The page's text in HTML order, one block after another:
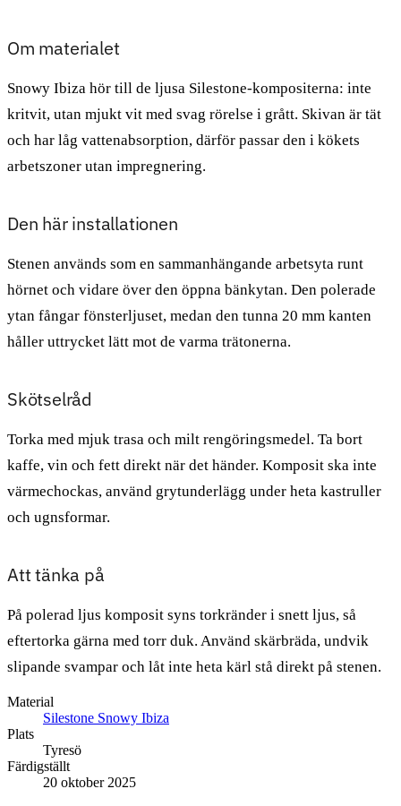
Om materialet
Snowy Ibiza hör till de ljusa Silestone-kompositerna: inte
kritvit, utan mjukt vit med svag rörelse i grått. Skivan är tät
och har låg vattenabsorption, därför passar den i kökets
arbetszoner utan impregnering.
Den här installationen
Stenen används som en sammanhängande arbetsyta runt
hörnet och vidare över den öppna bänkytan. Den polerade
ytan fångar fönsterljuset, medan den tunna 20 mm kanten
håller uttrycket lätt mot de varma trätonerna.
Skötselråd
Torka med mjuk trasa och milt rengöringsmedel. Ta bort
kaffe, vin och fett direkt när det händer. Komposit ska inte
värmechockas, använd grytunderlägg under heta kastruller
och ugnsformar.
Att tänka på
På polerad ljus komposit syns torkränder i snett ljus, så
eftertorka gärna med torr duk. Använd skärbräda, undvik
slipande svampar och låt inte heta kärl stå direkt på stenen.
Material
Silestone Snowy Ibiza
Plats
Tyresö
Färdigställt
20 oktober 2025